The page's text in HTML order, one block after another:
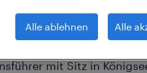
möchten Ihre
Zukunftsbranche
Sie diese Chance! Für
mit Sitz in
Alle ablehnen Alle